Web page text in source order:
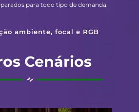
para todo tipo de demanda.
ambiente, focal e RGB
Cenários